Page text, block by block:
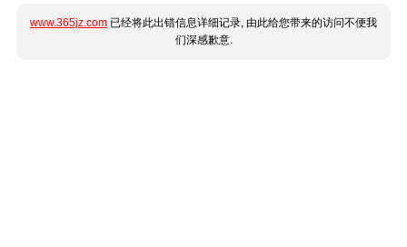
www.365jz.com 已经将此出错信息详细记录, 由此给您带来的访问不便我
们深感歉意.